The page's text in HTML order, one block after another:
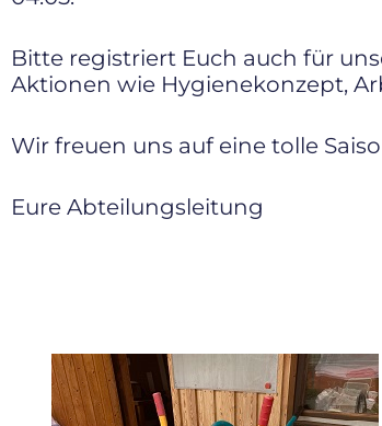
Bitte registriert Euch auch für
Aktionen wie Hygienekonzept,
Wir freuen uns auf eine tolle
Eure Abteilungsleitung